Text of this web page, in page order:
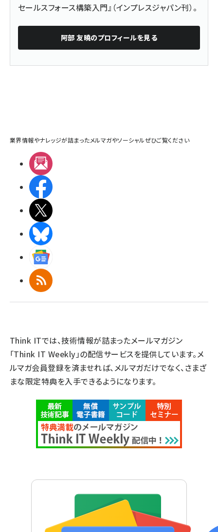
セールスフォース構築入門』（インプレスジャパン刊）。
阿部 友曉のプロフィールを見る
業界情報やナレッジが詰まったメルマガやソーシャルぜひご覧ください
RSS
Think ITでは、技術情報が詰まったメールマガジン
「Think IT Weekly」の配信サービスを提供しています。メ
ルマガ会員登録を済ませれば、メルマガだけでなく、さまざ
まな限定特典を入手できるようになります。